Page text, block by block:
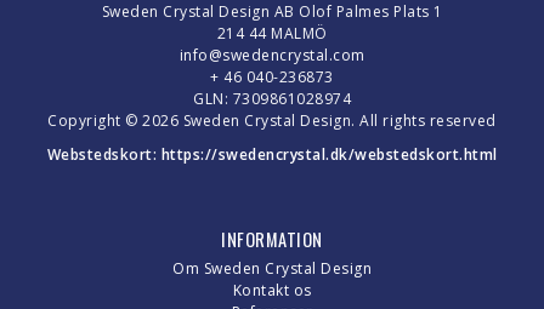
Sweden Crystal Design AB Olof Palmes Plats 1
214 44 MALMÖ
info@swedencrystal.com
+ 46 040-236873
GLN: 7309861028974
Copyright © 2026 Sweden Crystal Design. All rights reserved
Webstedskort: https://swedencrystal.dk/webstedskort.html
INFORMATION
Om Sweden Crystal Design
Kontakt os